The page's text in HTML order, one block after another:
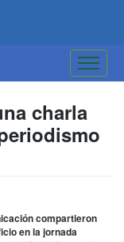
charla
compartieron
en la jornada